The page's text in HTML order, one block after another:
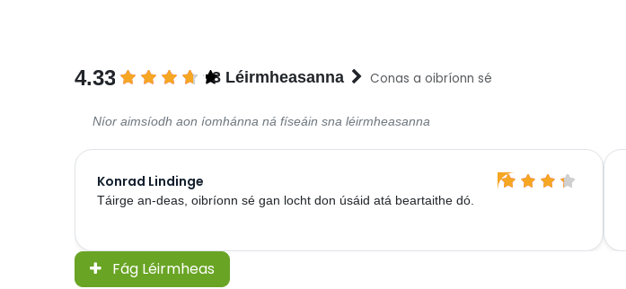
4.33 3 Léirmheasanna Conas a oibríonn sé
Níor aimsíodh aon íomhánna ná físeáin sna léirmheasanna
Konrad Lindinge
Táirge an-deas, oibríonn sé gan locht don úsáid atá beartaithe dó.
Fág Léirmheas